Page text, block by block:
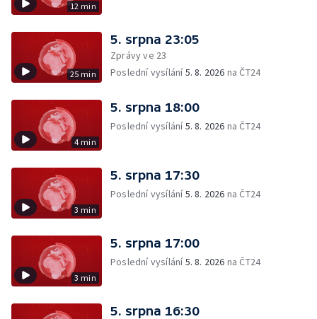
12 min
25 min
5. srpna 23:05
Zprávy ve 23
Poslední vysílání5. 8. 2026 na ČT24
4 min
5. srpna 18:00
Poslední vysílání5. 8. 2026 na ČT24
3 min
5. srpna 17:30
Poslední vysílání5. 8. 2026 na ČT24
3 min
5. srpna 17:00
Poslední vysílání5. 8. 2026 na ČT24
5. srpna 16:30